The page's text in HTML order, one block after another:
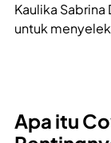
Kaulika
untuk
Apa itu